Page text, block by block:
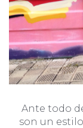
Ante todo
son un